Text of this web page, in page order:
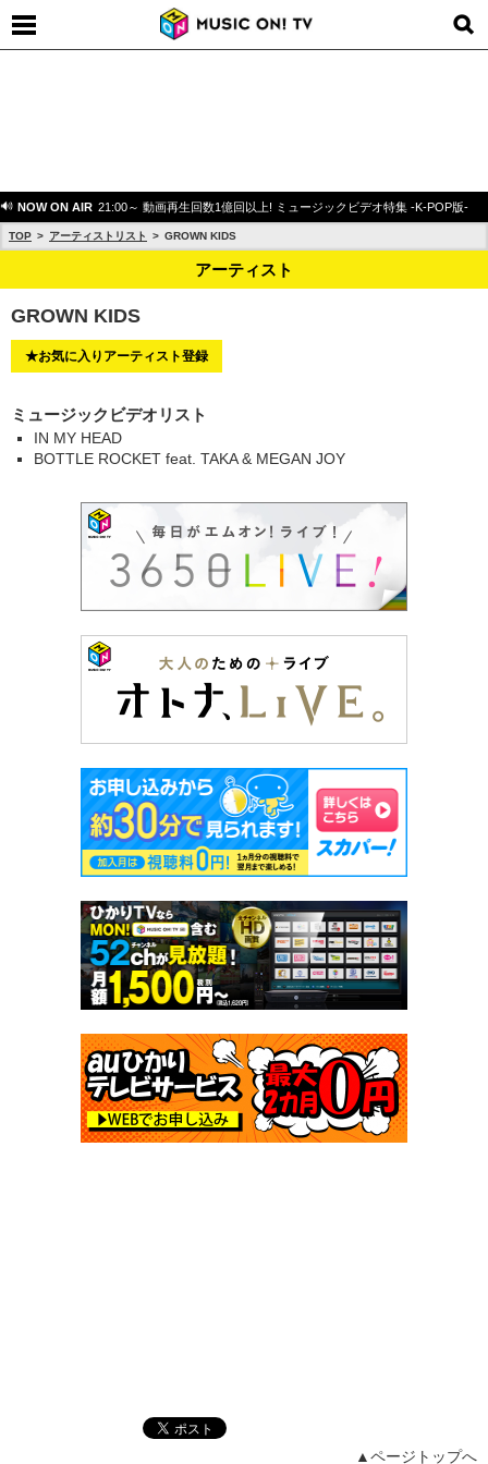
NOW ON AIR 21:00～ 動画再生回数1億回以上! ミュージックビデオ特集 -K-POP版-
TOP アーティストリスト GROWN KIDS
アーティスト
GROWN KIDS
★お気に入りアーティスト登録
ミュージックビデオリスト
IN MY HEAD
BOTTLE ROCKET feat. TAKA & MEGAN JOY
▲ページトップへ